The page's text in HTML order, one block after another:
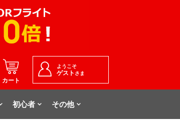
カート
ようこそ
ゲスト さま
初心者 その他